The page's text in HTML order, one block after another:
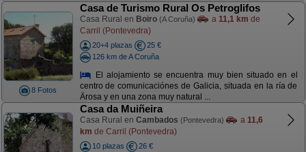
8 Fotos
Casa de Turismo Rural Os Petroglifos
Casa Rural en Boiro (A Coruña) a 11,1 km de
Carril (Pontevedra)
20+4 plazas
25 €
126 km de A Coruña
El alojamiento se encuentra muy bien situado en el
centro de comunicaciónes de Galicia, situada en la ría de
Ärosa y en una zona muy natural ...
Casa da Muiñeira
Casa Rural en Cambados (Pontevedra) a 11,6
km de Carril (Pontevedra)
10 plazas
26 €